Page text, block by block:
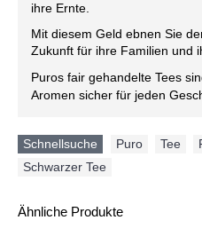
ihre Ernte.
Mit diesem Geld ebnen Sie
Zukunft für ihre Familien und
Puros fair gehandelte Tees
Aromen sicher für jeden
Schnellsuche Puro Tee
Schwarzer Tee
Ähnliche Produkte